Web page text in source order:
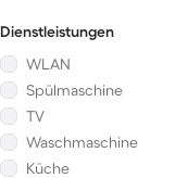
Dienstleistungen
WLAN
Spülmaschine
TV
Waschmaschine
Küche